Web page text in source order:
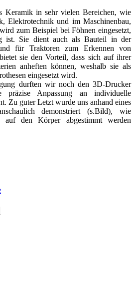
Keramik in sehr vielen Bereichen, wie
Elektrotechnik und im Maschinenbau,
zum Beispiel bei Föhnen eingesetzt,
ist. Sie dient auch als Bauteil in der
für Traktoren zum Erkennen von
sie den Vorteil, dass sich auf ihrer
anheften können, weshalb sie als
eingesetzt wird.
durften wir noch den 3D-Drucker
präzise Anpassung an individuelle
Zu guter Letzt wurde uns anhand eines
demonstriert (s.Bild), wie
auf den Körper abgestimmt werden